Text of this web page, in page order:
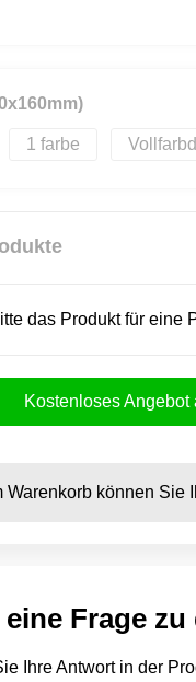
1
das Produkt für eine
Kostenloses Angebot
Warenkorb können Sie
eine Frage
Ihre Antwort in der